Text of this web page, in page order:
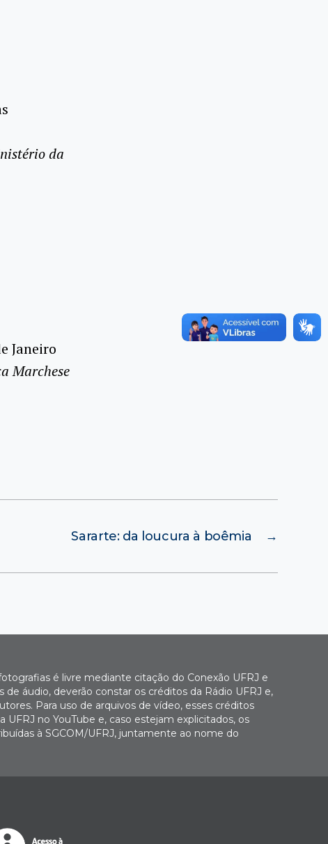
da
Janeiro
Marchese
→
Sararte: da loucura à boêmia
é livre mediante citação do Conexão UFRJ e
de áudio, deverão constar os créditos da Rádio UFRJ e,
Para uso de arquivos de vídeo, esses créditos
UFRJ no YouTube e, caso estejam explicitados, os
à SGCOM/UFRJ, juntamente ao nome do